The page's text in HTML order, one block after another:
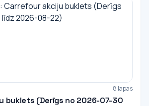
8 lapas
buklets (Derīgs no 2026-07-30